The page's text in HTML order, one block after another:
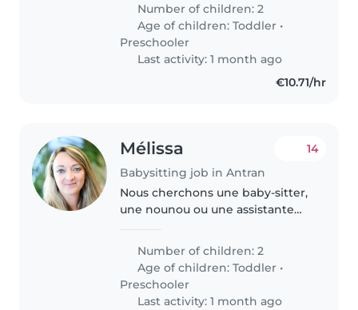
une petite ferme où nous
cultivons des plantes
médicinales...
Number of children: 2
Age of children:Toddler •
Preschooler
Last activity: 1 month ago
€10.71/hr
Mélissa
Babysitting job in Antran
14
Nous cherchons une baby-sitter,
une nounou ou une assistante
mon fils en bas âge. il est
énergiques, joueurs et
affectueux. Nous avons un chien
Number of children: 2
Age of children:Toddler •
Preschooler
Last activity: 1 month ago